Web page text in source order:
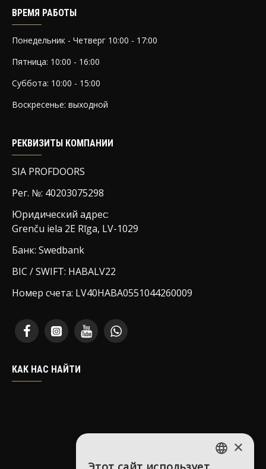
ВРЕМЯ РАБОТЫ
Понедельник - Четверг 10:00 - 17:00
Пятница: 10:00 - 16:00
Суббота: 10:00 - 15:00
Воскресенье: выходной
РЕКВИЗИТЫ КОМПАНИИ
SIA PROFDOORS
Рег. №: 40203075298
Юридический адрес:
Grenču iela 2E Rīga, LV-1029
Банк: Swedbank
BIC / SWIFT: HABALV22
Номер счета: LV40HABA0551044260009
КАК НАС НАЙТИ
×